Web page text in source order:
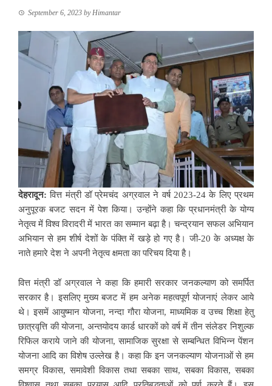
September 6, 2023 byHimantar
देहरादून:वित्त मंत्री डॉ प्रेमचंद अग्रवाल ने वर्ष 2023-24 के लिए प्रथम
अनुपूरक बजट सदन में पेश किया। उन्होंने कहा कि प्रधानमंत्री के योग्य
नेतृत्व में विश्व विरादरी में भारत का सम्मान बढ़ा है। चन्द्रयान सफल अभियान
अभियान से हम शीर्ष देशों के पंक्ति में खड़े हो गए है। जी-20 के अध्यक्ष के
नाते हमारे देश ने अपनी नेतृत्व क्षमता का परिचय दिया है।
वित्त मंत्री डॉ अग्रवाल ने कहा कि हमारी सरकार जनकल्याण को समर्पित
सरकार है। इसलिए मुख्य बजट में हम अनेक महत्वपूर्ण योजनाएं लेकर आये
थे। इसमें आयुष्मान योजना, नन्दा गौरा योजना, माध्यमिक व उच्च शिक्षा हेतु
छात्रवृत्ति की योजना, अन्तयोदय कार्ड धारकों को वर्ष में तीन संलेडर निशुल्क
रिफिल कराये जाने की योजना, सामाजिक सुरक्षा से सम्बन्धित विभिन्न पेंशन
योजना आदि का विशेष उल्लेख है। कहा कि इन जनकल्याण योजनाओं से हम
समग्र विकास, समावेशी विकास तथा सबका साथ, सबका विकास, सबका